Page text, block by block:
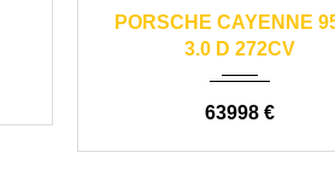
150000
PORSCHE CAYENNE
3.0 D 272CV
63998 €